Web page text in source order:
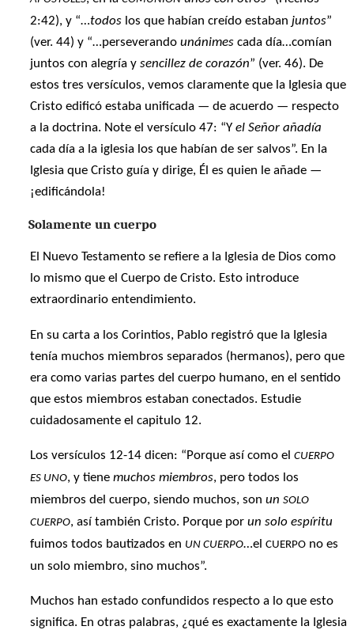
2:42), y “…todos los que habían creído estabanjuntos”
(ver. 44) y “…perseverandounánimes cada día…comían
juntos con alegría ysencillez de corazón” (ver. 46). De
estos tres versículos, vemos claramente que la Iglesia que
Cristo edificó estaba unificada — de acuerdo — respecto
a la doctrina. Note el versículo 47: “Yel Señor añadía
cada día a la iglesia los que habían de ser salvos”. En la
Iglesia que Cristo guía y dirige, Él es quien le añade —
¡edificándola!
Solamente un cuerpo
El Nuevo Testamento se refiere a la Iglesia de Dios como
lo mismo que el Cuerpo de Cristo. Esto introduce
extraordinario entendimiento.
En su carta a los Corintios, Pablo registró que la Iglesia
tenía muchos miembros separados (hermanos), pero que
era como varias partes del cuerpo humano, en el sentido
que estos miembros estaban conectados. Estudie
cuidadosamente el capitulo 12.
Los versículos 12-14 dicen: “Porque así como elCUERPO
ES UNO, y tienemuchos miembros, pero todos los
miembros del cuerpo, siendo muchos, sonunSOLO
CUERPO, así también Cristo. Porque porun solo espíritu
fuimos todos bautizados en UN CUERPO…elCUERPO no es
un solo miembro, sino muchos”.
Muchos han estado confundidos respecto a lo que esto
significa. En otras palabras, ¿qué es exactamente la Iglesia